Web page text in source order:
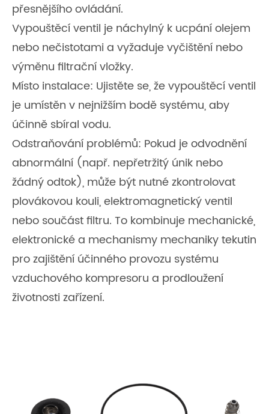
přesnějšího ovládání.
Vypouštěcí ventil je náchylný k ucpání olejem
nebo nečistotami a vyžaduje vyčištění nebo
výměnu filtrační vložky.
Místo instalace: Ujistěte se, že vypouštěcí ventil
je umístěn v nejnižším bodě systému, aby
účinně sbíral vodu.
Odstraňování problémů: Pokud je odvodnění
abnormální (např. nepřetržitý únik nebo
žádný odtok), může být nutné zkontrolovat
plovákovou kouli, elektromagnetický ventil
nebo součást filtru. To kombinuje mechanické,
elektronické a mechanismy mechaniky tekutin
pro zajištění účinného provozu systému
vzduchového kompresoru a prodloužení
životnosti zařízení.